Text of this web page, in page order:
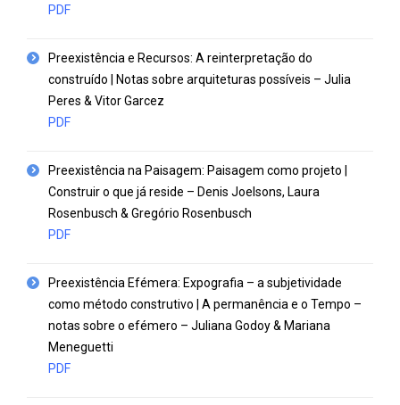
PDF
Preexistência e Recursos: A reinterpretação do
construído | Notas sobre arquiteturas possíveis – Julia
Peres & Vitor Garcez
PDF
Preexistência na Paisagem: Paisagem como projeto |
Construir o que já reside – Denis Joelsons, Laura
Rosenbusch & Gregório Rosenbusch
PDF
Preexistência Efémera: Expografia – a subjetividade
como método construtivo | A permanência e o Tempo –
notas sobre o efémero – Juliana Godoy & Mariana
Meneguetti
PDF